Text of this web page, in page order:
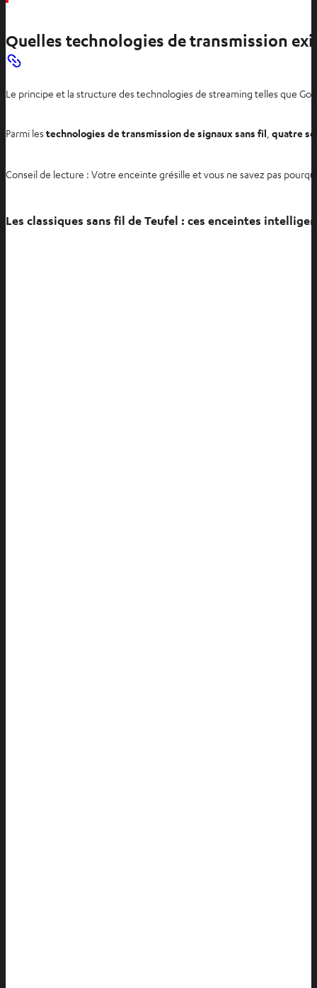
Quelles technologies de transmission
Le principe et la structure des technologies de streaming telles que
Parmi les technologies de transmission de signaux sans fil quatre
Conseil de lecture : Votre enceinte grésille et vous ne savez pas
Les classiques sans fil de Teufel : ces enceintes